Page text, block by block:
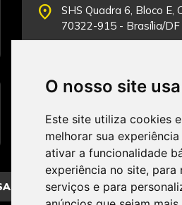
O nosso site
Este site utiliza cookies
melhorar sua
ativar a funcionalidade
experiência no site, para
serviços e para
place
SHS Quadra 6, Bloco E,
70322-915 - Brasília/DF
schedule
Fale Conosco.